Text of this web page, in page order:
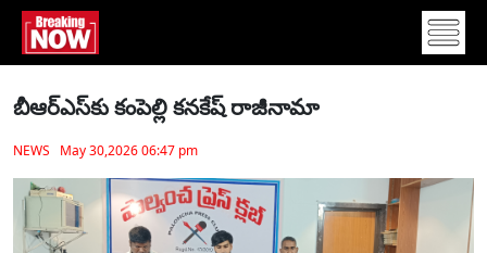
బీఆర్ఎస్‌కు కంపెల్లి కనకేష్ రాజీనామా
NEWS May 30,2026 06:47 pm